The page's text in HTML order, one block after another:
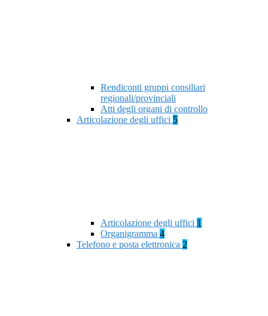
Rendiconti gruppi consiliari
regionali/provinciali
Atti degli organi di controllo
Articolazione degli uffici 5
Articolazione degli uffici 1
Organigramma 4
Telefono e posta elettronica 2